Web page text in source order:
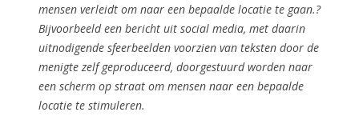
mensen verleidt om naar een bepaalde locatie te gaan.?
Bijvoorbeeld een bericht uit social media, met daarin
uitnodigende sfeerbeelden voorzien van teksten door de
menigte zelf geproduceerd, doorgestuurd worden naar
een scherm op straat om mensen naar een bepaalde
locatie te stimuleren.